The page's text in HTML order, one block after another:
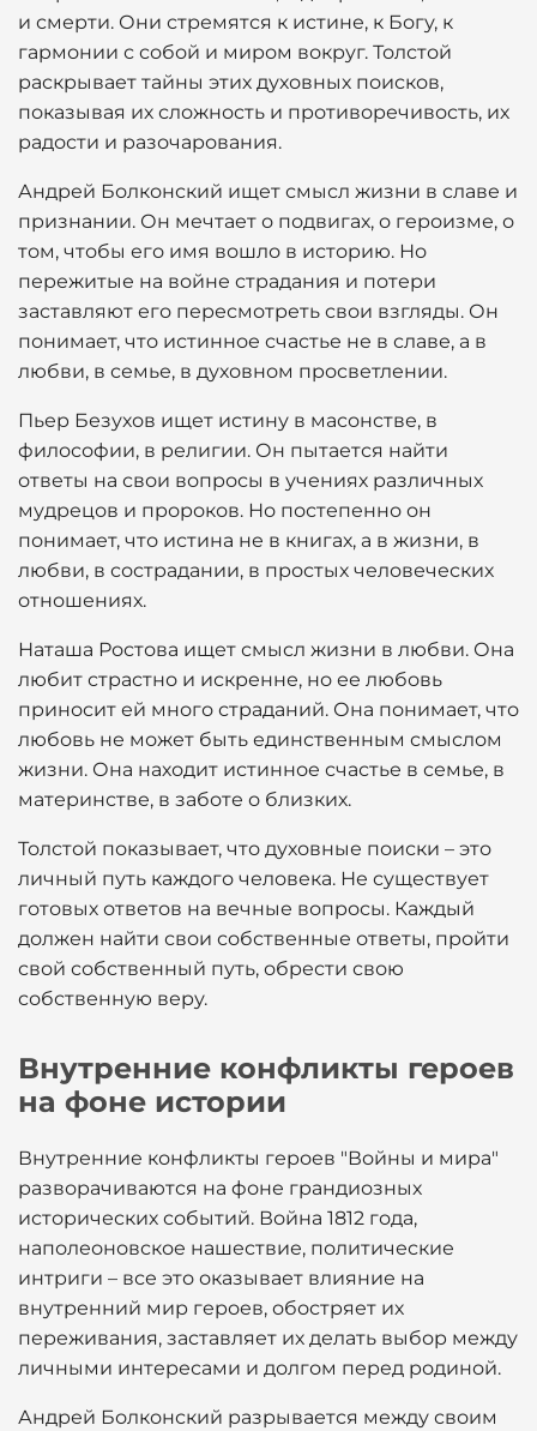
и смерти. Они стремятся к истине, к Богу, к
гармонии с собой и миром вокруг. Толстой
раскрывает тайны этих духовных поисков,
показывая их сложность и противоречивость, их
радости и разочарования.
Андрей Болконский ищет смысл жизни в славе и
признании. Он мечтает о подвигах, о героизме, о
том, чтобы его имя вошло в историю. Но
пережитые на войне страдания и потери
заставляют его пересмотреть свои взгляды. Он
понимает, что истинное счастье не в славе, а в
любви, в семье, в духовном просветлении.
Пьер Безухов ищет истину в масонстве, в
философии, в религии. Он пытается найти
ответы на свои вопросы в учениях различных
мудрецов и пророков. Но постепенно он
понимает, что истина не в книгах, а в жизни, в
любви, в сострадании, в простых человеческих
отношениях.
Наташа Ростова ищет смысл жизни в любви. Она
любит страстно и искренне, но ее любовь
приносит ей много страданий. Она понимает, что
любовь не может быть единственным смыслом
жизни. Она находит истинное счастье в семье, в
материнстве, в заботе о близких.
Толстой показывает, что духовные поиски – это
личный путь каждого человека. Не существует
готовых ответов на вечные вопросы. Каждый
должен найти свои собственные ответы, пройти
свой собственный путь, обрести свою
собственную веру.
Внутренние конфликты героев
на фоне истории
Внутренние конфликты героев "Войны и мира"
разворачиваются на фоне грандиозных
исторических событий. Война 1812 года,
наполеоновское нашествие, политические
интриги – все это оказывает влияние на
внутренний мир героев, обостряет их
переживания, заставляет их делать выбор между
личными интересами и долгом перед родиной.
Андрей Болконский разрывается между своим